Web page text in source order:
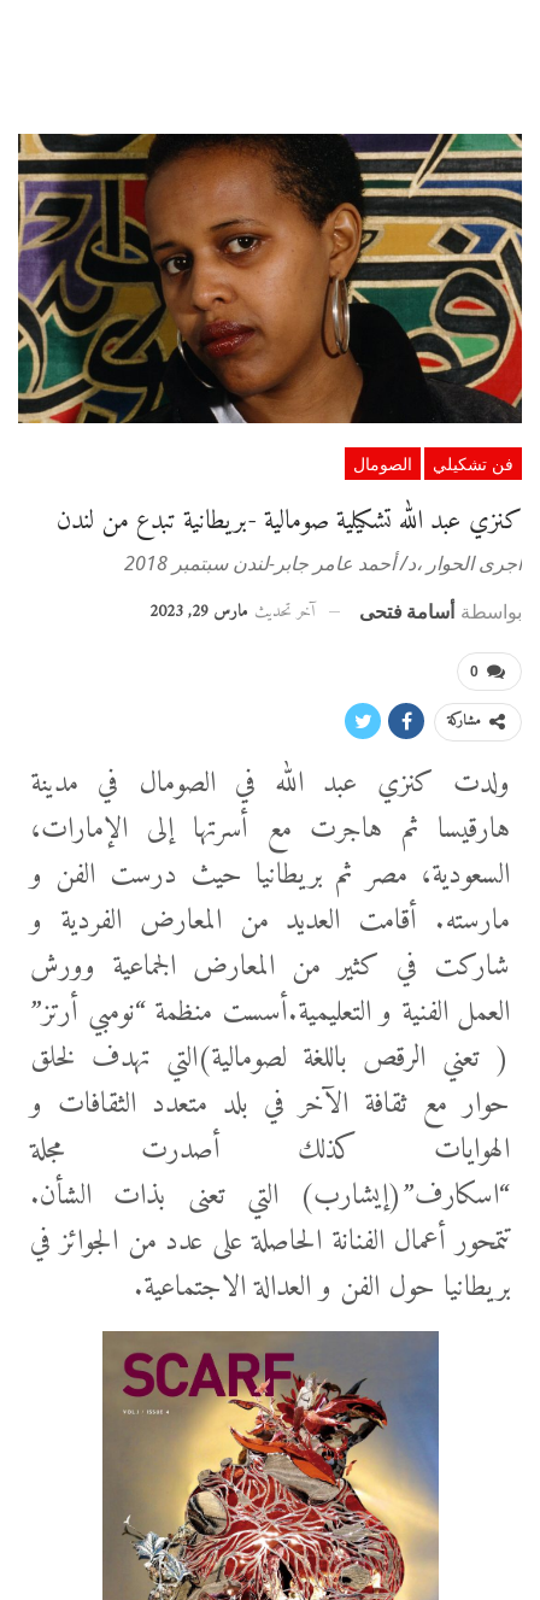
فن تشكيلي الصومال
كنزي عبد الله تشكيلية صومالية -بريطانية تبدع من لندن
أجرى الحوار ،د/ أحمد عامر جابر-لندن سبتمبر 2018
بواسطة أسامة فتحى آخر تحديث مارس 29, 2023
0
مشاركة
ولدت كنزي عبد الله في الصومال في مدينة
هارقيسا ثم هاجرت مع أسرتها إلى الإمارات،
السعودية، مصر ثم بريطانيا حيث درست الفن و
مارسته. أقامت العديد من المعارض الفردية و
شاركت في كثير من المعارض الجماعية وورش
العمل الفنية و التعليمية.أسست منظمة “نومبي أرتز”
( تعني الرقص باللغة لصومالية)التي تهدف لخلق
حوار مع ثقافة الآخر في بلد متعدد الثقافات و
الهوايات كذلك أصدرت مجلة
“اسكارف”(إيشارب) التي تعنى بذات الشأن.
تتمحور أعمال الفنانة الحاصلة على عدد من الجوائز في
بريطانيا حول الفن و العدالة الاجتماعية.